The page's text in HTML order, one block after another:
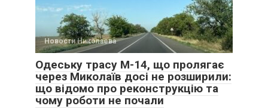
Новости Николаева
Одеську трасу М-14, що пролягає
через Миколаїв досі не розширили:
що відомо про реконструкцію та
чому роботи не почали